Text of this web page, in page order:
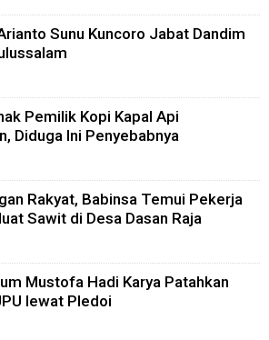
Sunu Kuncoro Jabat Dandim
Pemilik Kopi Kapal Api
Diduga Ini Penyebabnya
Rakyat, Babinsa Temui Pekerja
Sawit di Desa Dasan Raja
Mustofa Hadi Karya Patahkan
lewat Pledoi